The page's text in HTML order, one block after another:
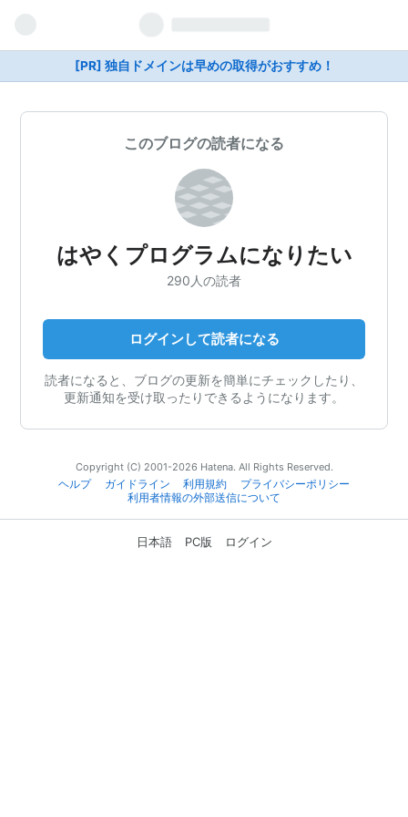
[PR] 独自ドメインは早めの取得がおすすめ！
このブログの読者になる
はやくプログラムになりたい
290人の読者
ログインして読者になる
読者になると、ブログの更新を簡単にチェックしたり、
更新通知を受け取ったりできるようになります。
Copyright (C) 2001-2026 Hatena. All Rights Reserved.
ヘルプ
ガイドライン 利用規約
プライバシーポリシー
利用者情報の外部送信について
日本語 PC版 ログイン